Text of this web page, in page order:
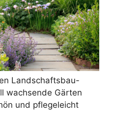
Landschaftsbau-
wachsende Gärten
und pflegeleicht